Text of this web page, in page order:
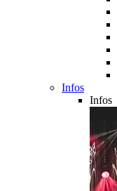
Infos
Infos